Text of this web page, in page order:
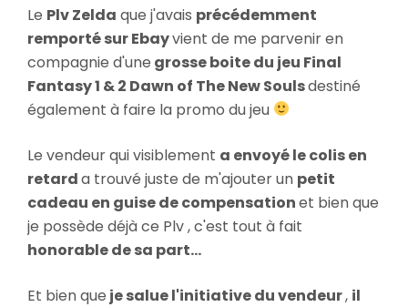
Fantasy
Le Plv Zelda que j'avais précédemment
remporté sur Ebayvient de me parvenir en
compagnie d'une grosse boite du jeu Final
Fantasy 1 & 2 Dawn of The New Soulsdestiné
également à faire la promo du jeu
Le vendeur qui visiblement a envoyé le colis en
retarda trouvé juste de m'ajouter un petit
cadeau en guise de compensationet bien que
je possède déjà ce Plv , c'est tout à fait
honorable de sa part...
Et bien que je salue l'initiative du vendeur, il